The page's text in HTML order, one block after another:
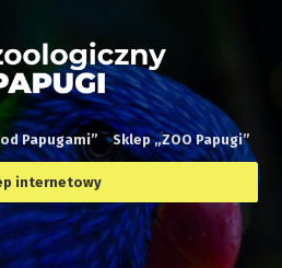
Papugami” Sklep „ZOO Papugi”
internetowy